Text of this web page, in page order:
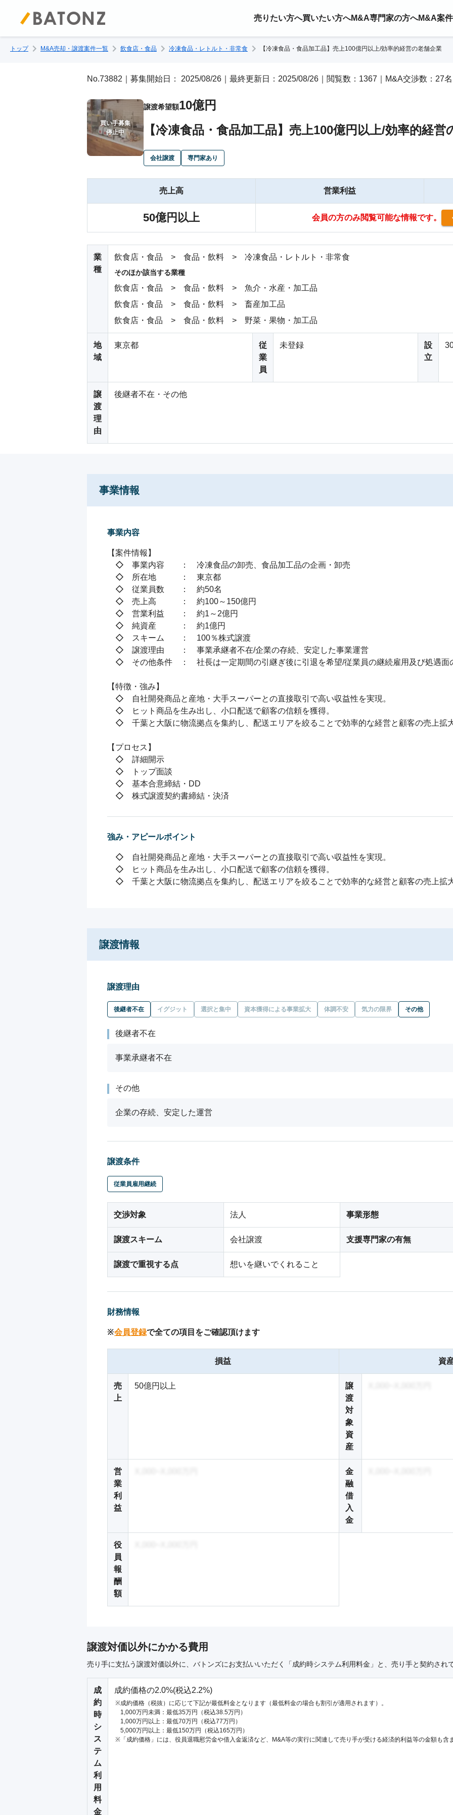
売りたい方へ買いたい方へM&A専門家の方へM&A案
トップ M&A売却・譲渡案件一覧 飲食店・食品 冷凍食品・レトルト・非常食 【冷凍食品・食品加工品】売上100億円以上/効率的経営の老舗企業
No.73882｜募集開始日： 2025/08/26｜最終更新日：2025/08/26｜閲覧数：1367｜M&A交渉数：27名
買い手募集
停止中
譲渡希望額10億円
【冷凍食品・食品加工品】売上100億円以上/効率的経営
会社譲渡 専門家あり
売上高
50億円以上
営業利益
会員の方のみ閲覧可能な情報です。
業
種
飲食店・食品 > 食品・飲料 > 冷凍食品・レトルト・非常食
そのほか該当する業種
飲食店・食品 > 食品・飲料 > 魚介・水産・加工品
飲食店・食品 > 食品・飲料 > 畜産加工品
飲食店・食品 > 食品・飲料 > 野菜・果物・加工品
地
域
東京都
従
業
員
未登録
設
立
譲
渡
理
由
後継者不在・その他
事業情報
事業内容
【案件情報】
◇　事業内容　　：　冷凍食品の卸売、食品加工品の企画・卸売
◇　所在地　　　：　東京都
◇　従業員数　　：　約50名
◇　売上高　　　：　約100～150億円
◇　営業利益　　：　約1～2億円
◇　純資産　　　：　約1億円
◇　スキーム　　：　100％株式譲渡
◇　譲渡理由　　：　事業承継者不在/企業の存続、安定した事業運営
◇　その他条件　：　社長は一定期間の引継ぎ後に引退を希望/従業員の継続雇用及び処遇面
【特徴・強み】
◇　自社開発商品と産地・大手スーパーとの直接取引で高い収益性を実現。
◇　ヒット商品を生み出し、小口配送で顧客の信頼を獲得。
◇　千葉と大阪に物流拠点を集約し、配送エリアを絞ることで効率的な経営と顧客の売上拡
【プロセス】
◇　詳細開示
◇　トップ面談
◇　基本合意締結・DD
◇　株式譲渡契約書締結・決済
強み・アピールポイント
◇　自社開発商品と産地・大手スーパーとの直接取引で高い収益性を実現。
◇　ヒット商品を生み出し、小口配送で顧客の信頼を獲得。
◇　千葉と大阪に物流拠点を集約し、配送エリアを絞ることで効率的な経営と顧客の売上拡
譲渡情報
譲渡理由
後継者不在 イグジット 選択と集中 資本獲得による事業拡大 体調不安 気力の限界 その他
後継者不在
事業承継者不在
その他
企業の存続、安定した運営
譲渡条件
従業員雇用継続
交渉対象 法人 事業形態
譲渡スキーム 会社譲渡 支援専門家の有無
譲渡で重視する点 想いを継いでくれること
財務情報
※会員登録で全ての項目をご確認頂けます
損益
売
上
50億円以上
営
業
利
益
役
員
報
酬
額
資
譲
渡
対
象
資
産
金
融
借
入
金
譲渡対価以外にかかる費用
売り手に支払う譲渡対価以外に、バトンズにお支払いいただく「成約時システム利用料金」と、売り手と契約され
成
約
時
シ
ス
テ
ム
利
用
料
金
成約価格の2.0%(税込2.2%)
成約価格（税抜）に応じて下記が最低料金となります（最低料金の場合も割引が適用されます）。
1,000万円未満：最低35万円（税込38.5万円）
1,000万円以上：最低70万円（税込77万円）
5,000万円以上：最低150万円（税込165万円）
「成約価格」には、役員退職慰労金や借入金返済など、M&A等の実行に関連して売り手が受ける経済的利益等の金額も含